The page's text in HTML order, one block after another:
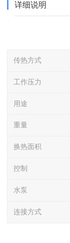
详细说明
传热方式
工作压力
用途
重量
换热面积
控制
水泵
连接方式